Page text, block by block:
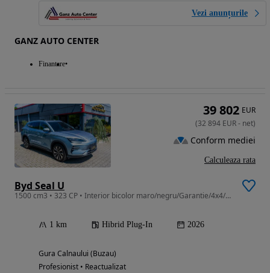
Vezi anunțurile
GANZ AUTO CENTER
Finantare
Byd Seal U
1500 cm3 • 323 CP • Interior bicolor maro/negru/Garantie/4x4/324cp/Desing-full
1 km Hibrid Plug-In 2026
Gura Calnaului (Buzau)
Profesionist • Reactualizat
39 802 EUR
(32 894 EUR- net)
Conform mediei
Calculeaza rata